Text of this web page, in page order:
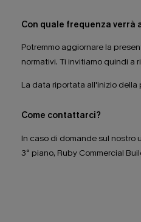
Con quale frequenza verrà
Potremmo aggiornare la
normativi. Ti invitiamo quindi a
La data riportata all'inizio
Come contattarci?
In caso di domande sul nostro
3° piano, Ruby Commercial